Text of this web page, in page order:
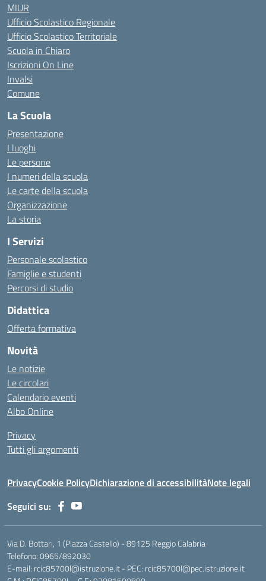
MIUR
Ufficio Scolastico Regionale
Ufficio Scolastico Territoriale
Scuola in Chiaro
Iscrizioni On Line
Invalsi
Comune
La Scuola
Presentazione
I luoghi
Le persone
I numeri della scuola
Le carte della scuola
Organizzazione
La storia
I Servizi
Personale scolastico
Famiglie e studenti
Percorsi di studio
Didattica
Offerta formativa
Novità
Le notizie
Le circolari
Calendario eventi
Albo Online
Privacy
Tutti gli argomenti
PrivacyCookie PolicyDichiarazione di accessibilitàNote legali
Seguici su:
Via D. Bottari, 1 (Piazza Castello) - 89125 Reggio Calabria
Telefono: 0965/892030
E-mail: rcic85700l@istruzione.it - PEC: rcic85700l@pec.istruzione.it